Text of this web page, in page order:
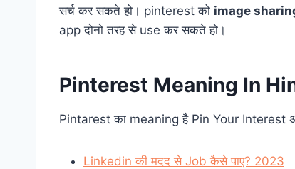
सर्च कर सकते हो। pinterest को image
app दोनो तरह से use कर सकते हो।
Pinterest Meaning In
Pintarest का meaning है Pin Your Interest
Linkedin की मदद से Job कैसे पाए? 2023